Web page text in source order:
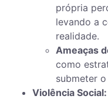
própria
levando a
realidade.
Ameaças
como
submeter
Violência Social: